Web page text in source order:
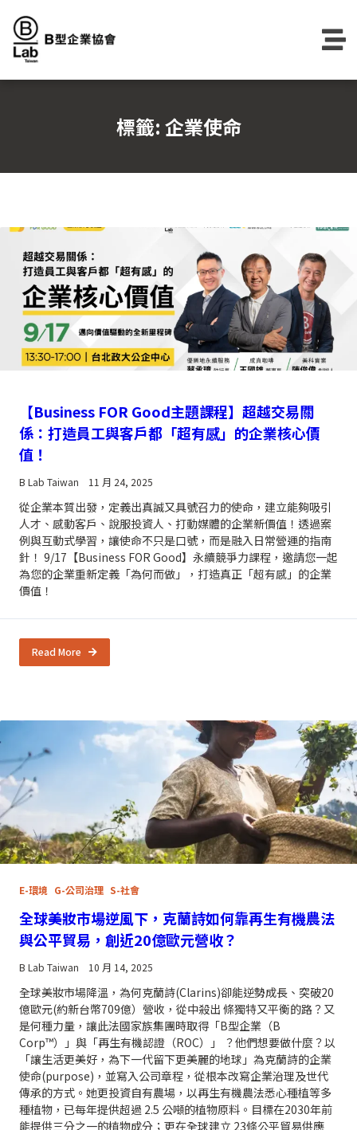
content
標籤: 企業使命
【Business FOR Good主題課程】超越交易關
係：打造員工與客戶都「超有感」的企業核心價
值！
B Lab Taiwan 11 月 24, 2025
從企業本質出發，定義出真誠又具號召力的使命，建立能夠吸引
人才、感動客戶、說服投資人、打動媒體的企業新價值！透過案
例與互動式學習，讓使命不只是口號，而是融入日常營運的指南
針！ 9/17【Business FOR Good】永續競爭力課程，邀請您一起
為您的企業重新定義「為何而做」，打造真正「超有感」的企業
價值！
Read More
E-環境 G-公司治理 S-社會
全球美妝市場逆風下，克蘭詩如何靠再生有機農法
與公平貿易，創近20億歐元營收？
B Lab Taiwan 10 月 14, 2025
全球美妝市場降溫，為何克蘭詩(Clarins)卻能逆勢成長、突破20
億歐元(約新台幣709億）營收，從中殺出 條獨特又平衡的路？又
是何種力量，讓此法國家族集團時取得「B型企業（B
Corp™）」與「再生有機認證（ROC）」 ？他們想要做什麼？以
「讓生活更美好，為下一代留下更美麗的地球」為克蘭詩的企業
使命(purpose)，並寫入公司章程，從根本改寫企業治理及世代
傳承的方式。她更投資自有農場，以再生有機農法悉心種植等多
種植物，已每年提供超過 2.5 公噸的植物原料。目標在2030年前
能提供三分之一的植物成分；更在全球建立 23條公平貿易供應